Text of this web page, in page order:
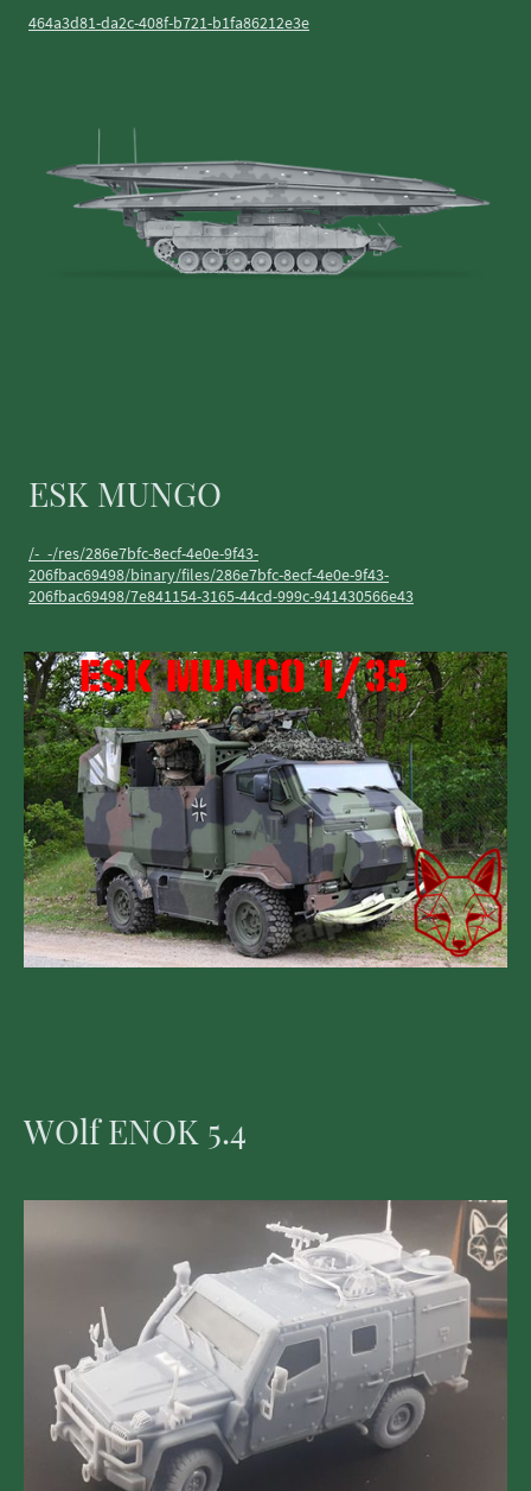
464a3d81-da2c-408f-b721-b1fa86212e3e
ESK MUNGO
/-_-/res/286e7bfc-8ecf-4e0e-9f43-
206fbac69498/binary/files/286e7bfc-8ecf-4e0e-9f43-
206fbac69498/7e841154-3165-44cd-999c-941430566e43
WOlf ENOK 5.4